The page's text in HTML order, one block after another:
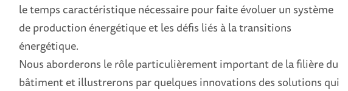
le temps caractéristique nécessaire pour faite évoluer un système
de production énergétique et les défis liés à la transitions
énergétique.
Nous aborderons le rôle particulièrement important de la filière du
bâtiment et illustrerons par quelques innovations des solutions qui